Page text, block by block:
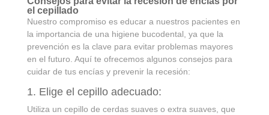
el cepillado
Nuestro compromiso es educar a nuestros pacientes en
la importancia de una higiene bucodental, ya que la
prevención es la clave para evitar problemas mayores
en el futuro. Aquí te ofrecemos algunos consejos para
cuidar de tus encías y prevenir la recesión:
1. Elige el cepillo adecuado:
Utiliza un cepillo de cerdas suaves o extra suaves, que